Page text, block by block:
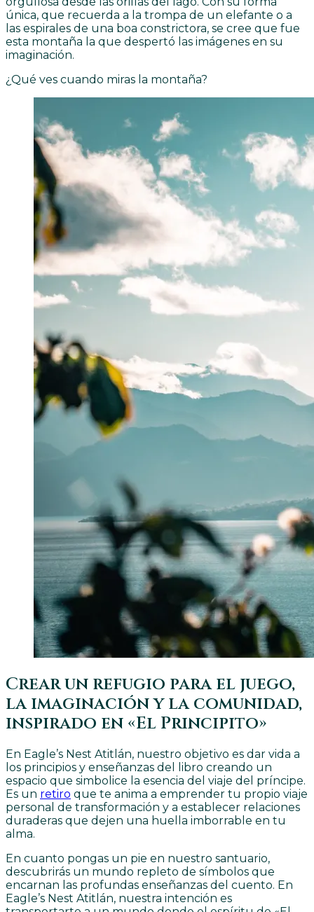
única, que recuerda a la trompa de un elefante o a
las espirales de una boa constrictora, se cree que fue
esta montaña la que despertó las imágenes en su
imaginación.
¿Qué ves cuando miras la montaña?
Crear un refugio para el juego,
la imaginación y la comunidad,
inspirado en «El Principito»
En Eagle’s Nest Atitlán, nuestro objetivo es dar vida a
los principios y enseñanzas del libro creando un
espacio que simbolice la esencia del viaje del príncipe.
Es un retiro que te anima a emprender tu propio viaje
personal de transformación y a establecer relaciones
duraderas que dejen una huella imborrable en tu
alma.
En cuanto pongas un pie en nuestro santuario,
descubrirás un mundo repleto de símbolos que
encarnan las profundas enseñanzas del cuento. En
Eagle’s Nest Atitlán, nuestra intención es